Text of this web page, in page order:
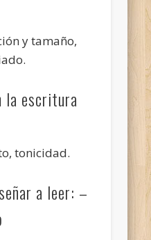
y tamaño,
la escritura
tonicidad.
a leer: –